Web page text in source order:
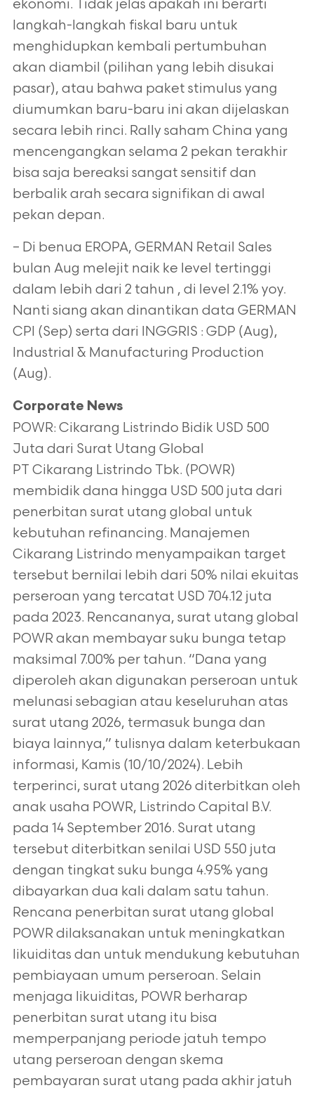
ekonomi. Tidak jelas apakah ini berarti
langkah-langkah fiskal baru untuk
menghidupkan kembali pertumbuhan
akan diambil (pilihan yang lebih disukai
pasar), atau bahwa paket stimulus yang
diumumkan baru-baru ini akan dijelaskan
secara lebih rinci. Rally saham China yang
mencengangkan selama 2 pekan terakhir
bisa saja bereaksi sangat sensitif dan
berbalik arah secara signifikan di awal
pekan depan.
– Di benua EROPA, GERMAN Retail Sales
bulan Aug melejit naik ke level tertinggi
dalam lebih dari 2 tahun , di level 2.1% yoy.
Nanti siang akan dinantikan data GERMAN
CPI (Sep) serta dari INGGRIS : GDP (Aug),
Industrial & Manufacturing Production
(Aug).
Corporate News
POWR: Cikarang Listrindo Bidik USD 500
Juta dari Surat Utang Global
PT Cikarang Listrindo Tbk. (POWR)
membidik dana hingga USD 500 juta dari
penerbitan surat utang global untuk
kebutuhan refinancing. Manajemen
Cikarang Listrindo menyampaikan target
tersebut bernilai lebih dari 50% nilai ekuitas
perseroan yang tercatat USD 704.12 juta
pada 2023. Rencananya, surat utang global
POWR akan membayar suku bunga tetap
maksimal 7.00% per tahun. “Dana yang
diperoleh akan digunakan perseroan untuk
melunasi sebagian atau keseluruhan atas
surat utang 2026, termasuk bunga dan
biaya lainnya,” tulisnya dalam keterbukaan
informasi, Kamis (10/10/2024). Lebih
terperinci, surat utang 2026 diterbitkan oleh
anak usaha POWR, Listrindo Capital B.V.
pada 14 September2016. Surat utang
tersebut diterbitkan senilai USD 550 juta
dengan tingkat suku bunga 4.95% yang
dibayarkan dua kali dalam satu tahun.
Rencana penerbitan surat utang global
POWR dilaksanakan untuk meningkatkan
likuiditas dan untuk mendukung kebutuhan
pembiayaan umum perseroan. Selain
menjaga likuiditas, POWR berharap
penerbitan surat utang itu bisa
memperpanjang periode jatuh tempo
utang perseroan dengan skema
pembayaran surat utang pada akhir jatuh